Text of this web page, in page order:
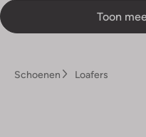
Toon
Schoenen Loafers